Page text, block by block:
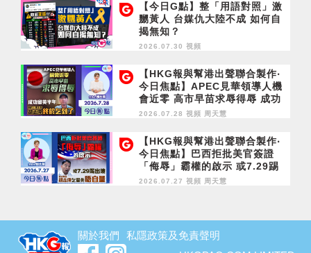
【今日G點】整「用語對照」激
嬲黃人 台媒仇大陸不成 如何自
揭無知？
2026.07.30 視頻
【HKG報與幫港出聲聯合製作‧
今日焦點】APEC見華領導人機
會近零 高市早苗求辱得辱 成功
留英半年 胡志偉終於乞到了
2026.07.28 視頻 周天慧
【HKG報與幫港出聲聯合製作‧
今日焦點】巴西拒批美官簽證
「侮辱」霸權的啟示 或7.29踢
出境 胡志偉乞留英唔自量
2026.07.27 視頻 周天慧
關於我們
私隱政策及免責聲明